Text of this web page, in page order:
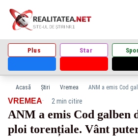
Plus Star
Acasă Știri Vremea
VREMEA· 2 min citire
ANM a emis Cod galben
ploi torențiale. Vânt